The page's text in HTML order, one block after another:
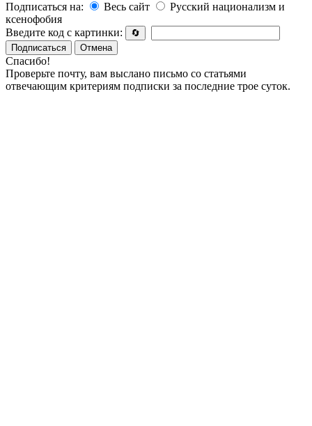
Подписаться на:
Весь сайт
Русский национализм и
ксенофобия
Введите код с картинки:
🔄
Подписаться
Отмена
Спасибо!
Проверьте почту, вам выслано письмо со статьями
отвечающим критериям подписки за последние трое суток.